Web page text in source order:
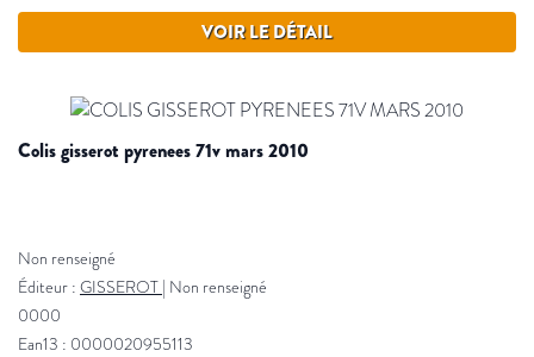
VOIR LE DÉTAIL
colis gisserot pyrenees 71v mars 2010
Non renseigné
Éditeur : GISSEROT | Non renseigné
0000
Ean13 : 0000020955113